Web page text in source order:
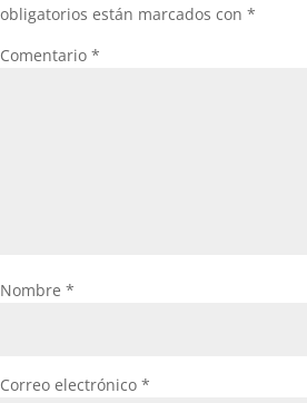
obligatorios están marcados con *
Comentario *
Nombre *
Correo electrónico *